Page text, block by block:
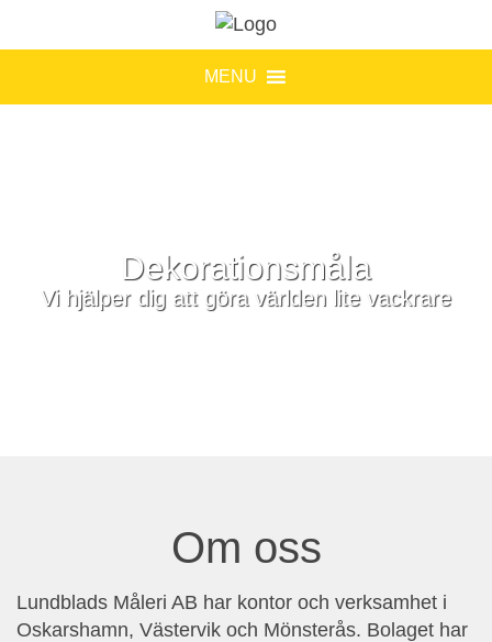
MENU
Dekorationsmåla
Vi hjälper dig att göra världen lite vackrare
Om oss
Lundblads Måleri AB har kontor och verksamhet i
Oskarshamn, Västervik och Mönsterås. Bolaget har